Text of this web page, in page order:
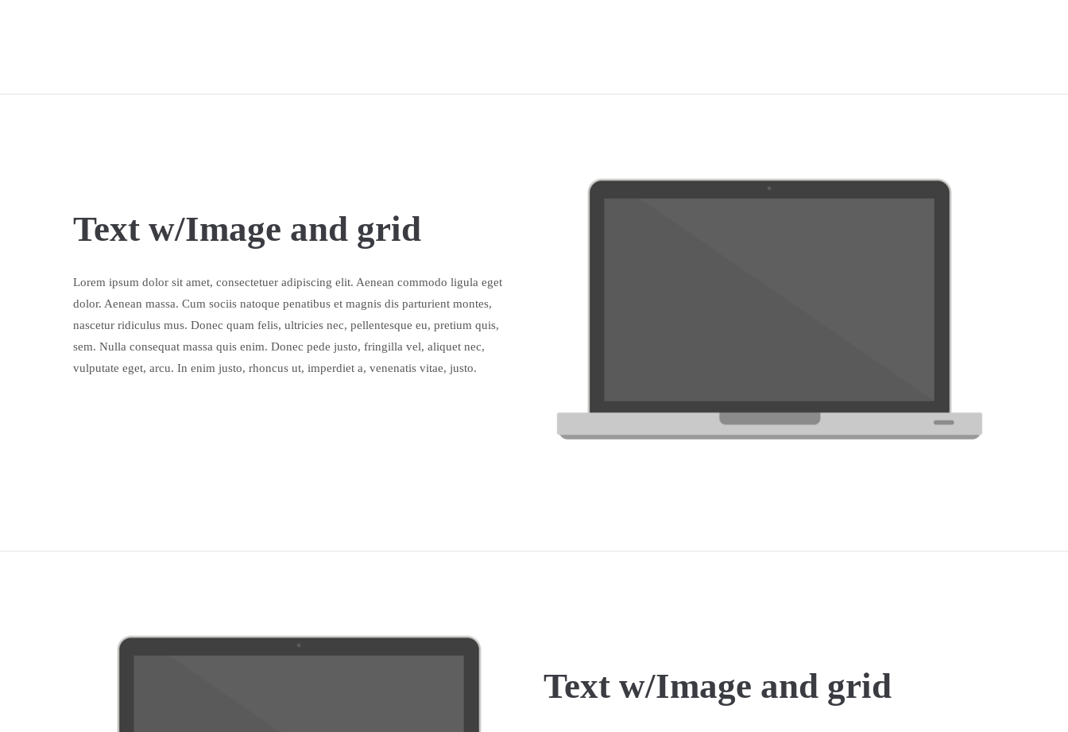
Text w/Image and grid
Lorem ipsum dolor sit amet, consectetuer adipiscing elit. Aenean commodo ligula eget
dolor. Aenean massa. Cum sociis natoque penatibus et magnis dis parturient montes,
nascetur ridiculus mus. Donec quam felis, ultricies nec, pellentesque eu, pretium quis,
sem. Nulla consequat massa quis enim. Donec pede justo, fringilla vel, aliquet nec,
vulputate eget, arcu. In enim justo, rhoncus ut, imperdiet a, venenatis vitae, justo.
Text w/Image and grid